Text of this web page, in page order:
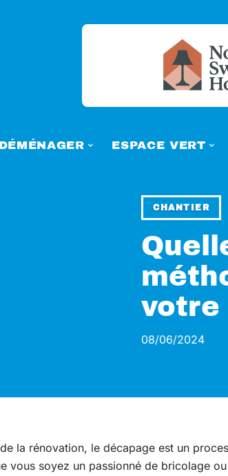
DÉMÉNAGER ESPACE VERT
CHANTIER
votre
08/06/2024
la rénovation, le décapage est un
vous soyez un passionné de bricolage